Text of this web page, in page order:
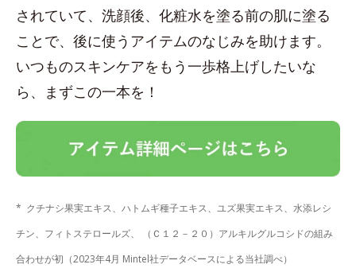
されていて、洗顔後、化粧水を塗る前の肌に塗る
ことで、後に使うアイテムのなじみを助けます。
いつものスキンケアをもう一歩格上げしたいな
ら、まずこの一本を！
* クチナシ果実エキス、ハトムギ種子エキス、ユズ果実エキス、水添レシ
チン、フィトステロールズ、 （Ｃ１２－２０）アルキルグルコシドの組み
合わせが初（2023年4月 Mintel社データベースによる当社調べ）